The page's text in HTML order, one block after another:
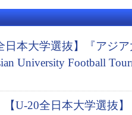
日本大学選抜】『アジ
University Football
【U-20全日本大学選抜